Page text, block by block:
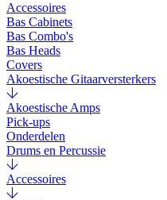
Accessoires
Bas Cabinets
Bas Combo's
Bas Heads
Covers
Akoestische Gitaarversterkers
Akoestische Amps
Pick-ups
Onderdelen
Drums en Percussie
Accessoires